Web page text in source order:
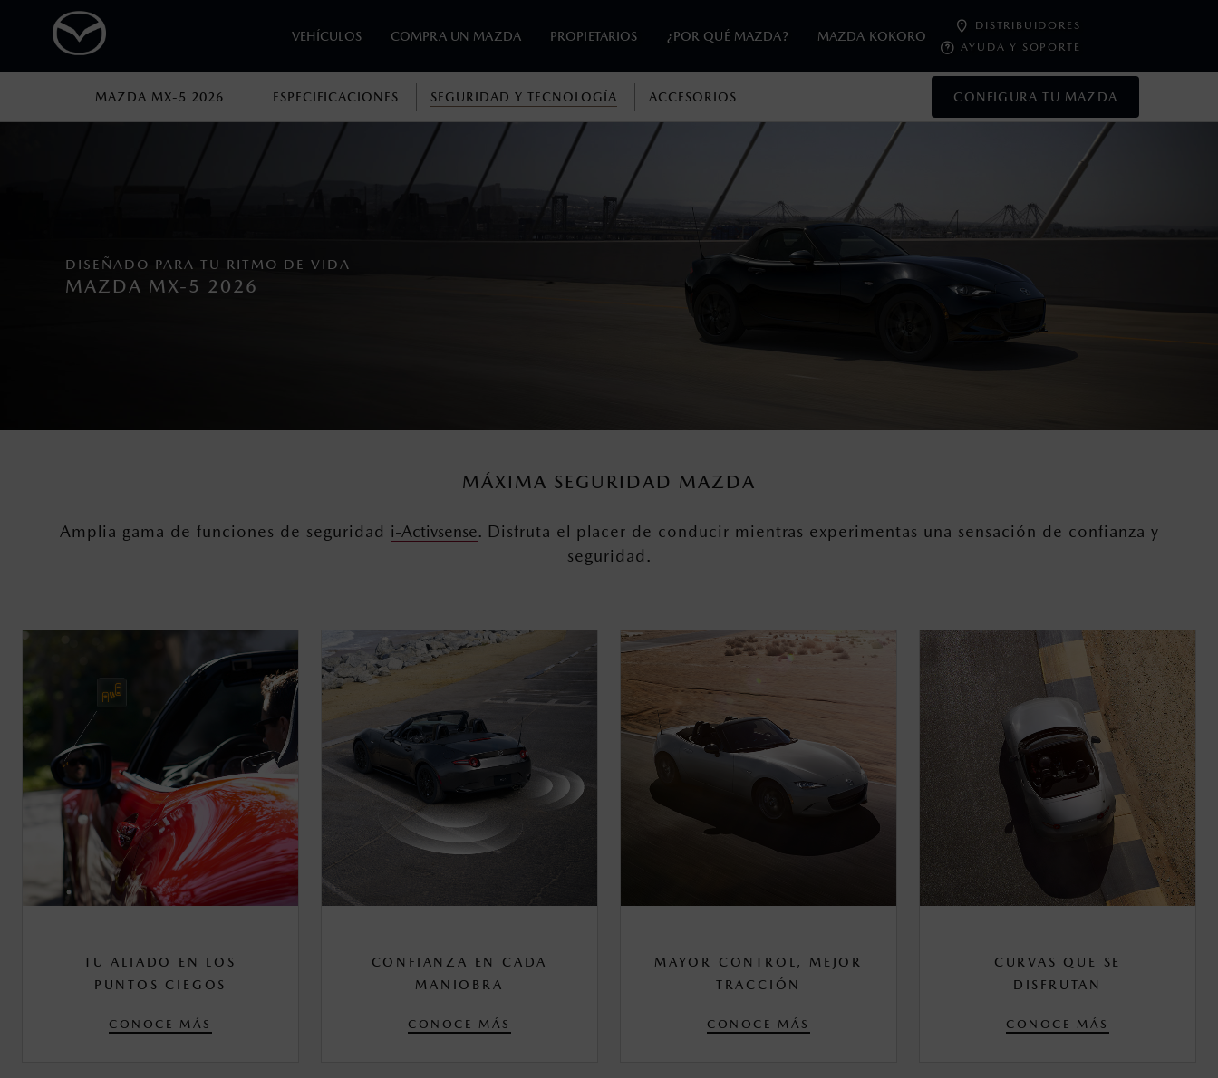
VEHÍCULOS COMPRA UN MAZDA PROPIETARIOS ¿POR QUÉ MAZDA? MAZDA KOKORO
DISTRIBUIDORES
AYUDA Y SOPORTE
MAZDA MX-5 2026 ESPECIFICACIONES SEGURIDAD Y TECNOLOGÍA ACCESORIOS CONFIGURA TU MAZDA
DISEÑADO PARA TU RITMO DE VIDA
MAZDA MX-5 2026
MÁXIMA SEGURIDAD MAZDA
Amplia gama de funciones de seguridad i-Activsense. Disfruta el placer de conducir mientras experimentas una sensación de confianza y
seguridad.
TU ALIADO EN LOS
PUNTOS CIEGOS
CONOCE MÁS
CONFIANZA EN CADA
MANIOBRA
CONOCE MÁS
MAYOR CONTROL, MEJOR
TRACCIÓN
CONOCE MÁS
CURVAS QUE SE
DISFRUTAN
CONOCE MÁS
1
Los precios y especificaciones indicados en esta página son al menudeo, sugeridos por el fabricante, en moneda de los Estados Unidos Mexicanos, incluyen: I.V.A., e
I.S.A.N., y pueden cambiar sin previo aviso, no incluyen: tenencias, placas, accesorios, seguro y gastos administrativos. Mazda de México, se reserva el derecho de
modificar las especificaciones y los precios de sus productos, sin aviso previo al consumidor.